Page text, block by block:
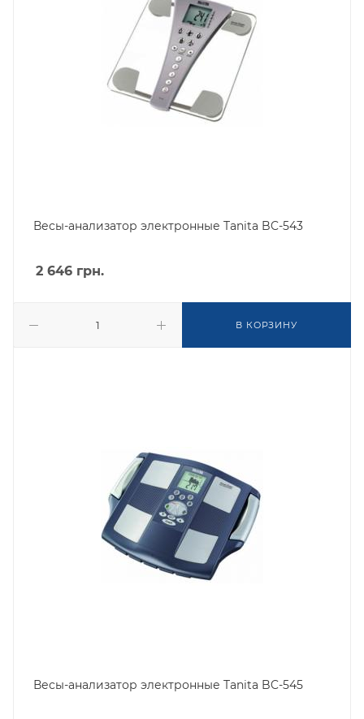
Весы-анализатор электронные Tanita BC-543
2 646 грн.
В КОРЗИНУ
Весы-анализатор электронные Tanita BC-545